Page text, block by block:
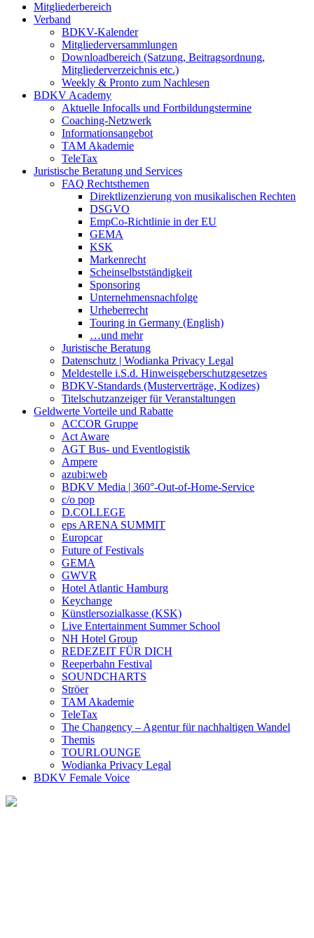
Mitgliederbereich
Verband
BDKV-Kalender
Mitgliederversammlungen
Downloadbereich (Satzung, Beitragsordnung,
Mitgliederverzeichnis etc.)
Weekly & Pronto zum Nachlesen
BDKV Academy
Aktuelle Infocalls und Fortbildungstermine
Coaching-Netzwerk
Informationsangebot
TAM Akademie
TeleTax
Juristische Beratung und Services
FAQ Rechtsthemen
Direktlizenzierung von musikalischen Rechten
DSGVO
EmpCo-Richtlinie in der EU
GEMA
KSK
Markenrecht
Scheinselbstständigkeit
Sponsoring
Unternehmensnachfolge
Urheberrecht
Touring in Germany (English)
…und mehr
Juristische Beratung
Datenschutz | Wodianka Privacy Legal
Meldestelle i.S.d. Hinweisgeberschutzgesetzes
BDKV-Standards (Musterverträge, Kodizes)
Titelschutzanzeiger für Veranstaltungen
Geldwerte Vorteile und Rabatte
ACCOR Gruppe
Act Aware
AGT Bus- und Eventlogistik
Ampere
azubi:web
BDKV Media | 360°-Out-of-Home-Service
c/o pop
D.COLLEGE
eps ARENA SUMMIT
Europcar
Future of Festivals
GEMA
GWVR
Hotel Atlantic Hamburg
Keychange
Künstlersozialkasse (KSK)
Live Entertainment Summer School
NH Hotel Group
REDEZEIT FÜR DICH
Reeperbahn Festival
SOUNDCHARTS
Ströer
TAM Akademie
TeleTax
The Changency – Agentur für nachhaltigen Wandel
Themis
TOURLOUNGE
Wodianka Privacy Legal
BDKV Female Voice